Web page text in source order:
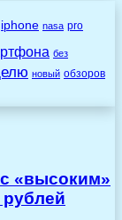
iphone nasa pro
без
новый обзоров
«высоким»